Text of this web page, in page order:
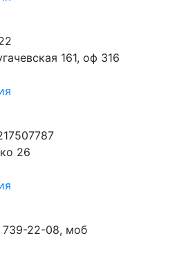
161, оф 316
26
739-22-08, моб